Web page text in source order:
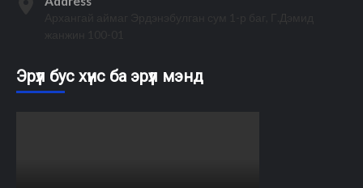
Эрүүл бус хүнс ба эрүүл мэнд